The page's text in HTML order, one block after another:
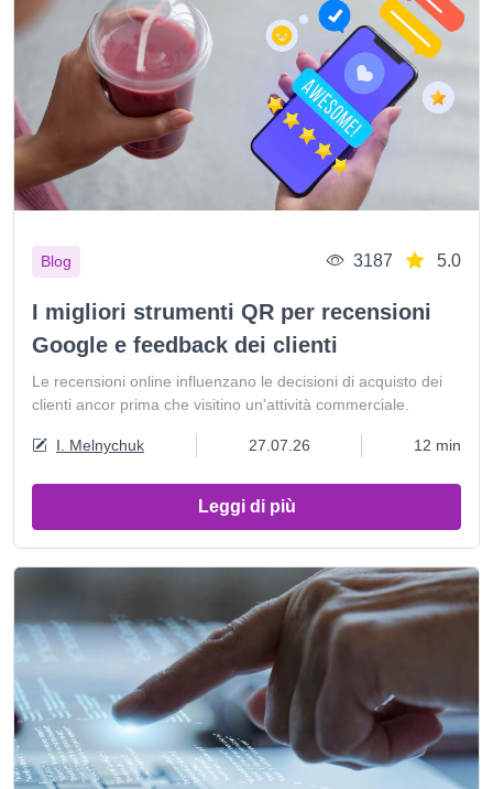
Blog 3187 5.0
I migliori strumenti QR per recensioni
Google e feedback dei clienti
Le recensioni online influenzano le decisioni di acquisto dei
clienti ancor prima che visitino un'attività commerciale.
I. Melnychuk 27.07.26 12 min
Leggi di più